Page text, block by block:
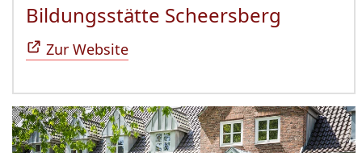
Bildungsstätte Scheersberg
Zur Website